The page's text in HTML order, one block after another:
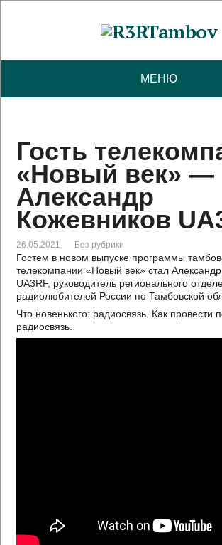
МЕНЮ
Гость
«Новый век» —
Александр
Кожевников
26.05.2021 Без рубрики
Гостем в новом выпуске программы
телекомпании «Новый век» стал
UA3RF, руководитель регионального
радиолюбителей России по Тамбовской
Что новенького: радиосвязь. Как провести
радиосвязь.